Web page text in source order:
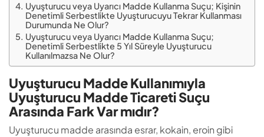
Uyuşturucu veya Uyarıcı Madde Kullanma Suçu; Kişinin
Denetimli Serbestlikte Uyuşturucuyu Tekrar Kullanması
Durumunda Ne Olur?
Uyuşturucu veya Uyarıcı Madde Kullanma Suçu;
Denetimli Serbestlikte 5 Yıl Süreyle Uyuşturucu
Kullanılmazsa Ne Olur?
Uyuşturucu Madde Kullanımıyla
Uyuşturucu Madde Ticareti Suçu
Arasında Fark Var mıdır?
Uyuşturucu madde arasında esrar, kokain, eroin gibi